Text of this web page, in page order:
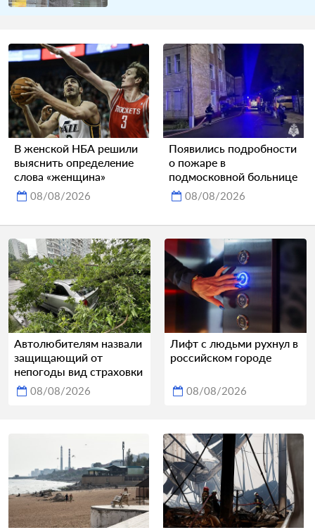
В женской НБА решили
выяснить определение
слова «женщина»
08/08/2026
Появились подробности
о пожаре в
подмосковной больнице
08/08/2026
Автолюбителям назвали
защищающий от
непогоды вид страховки
08/08/2026
Лифт с людьми рухнул в
российском городе
08/08/2026